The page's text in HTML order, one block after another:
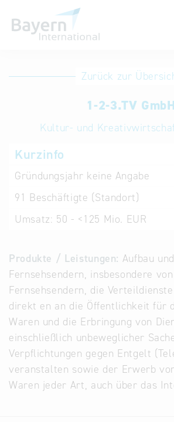
Anmeldung
Unternehmen
anmelden
aus
und
Zurück zur
1-2-3.TV GmbH
Kultur- und
Kurzinfo
Gründungsjahr keine Angabe
91 Beschäftigte (Standort)
Umsatz: 50 - <125 Mio. EUR
Produkte / Leistungen: Aufbau
Fernsehsendern, insbesondere von
Fernsehsendern, die
direkt en an die Öffentlichkeit für
Waren und die Erbringung von
einschließlich unbeweglicher
Verpflichtungen gegen Entgelt
veranstalten sowie der Erwerb
Waren jeder Art, auch über das